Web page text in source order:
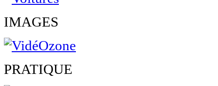
IMAGES
PRATIQUE